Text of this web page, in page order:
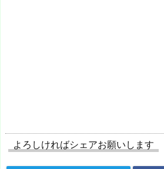
よろしければシェアお願いします